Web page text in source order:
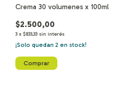
Crema 30 volumenes x 100ml
$2.500,00
3 x $833,33 sin interés
¡Solo quedan 2 en stock!